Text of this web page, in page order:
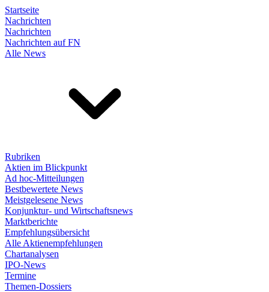
Startseite
Nachrichten
Nachrichten
Nachrichten auf FN
Alle News
Rubriken
Aktien im Blickpunkt
Ad hoc-Mitteilungen
Bestbewertete News
Meistgelesene News
Konjunktur- und Wirtschaftsnews
Marktberichte
Empfehlungsübersicht
Alle Aktienempfehlungen
Chartanalysen
IPO-News
Termine
Themen-Dossiers